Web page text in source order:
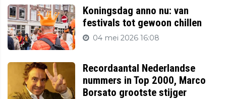
Koningsdag anno nu: van
festivals tot gewoon chillen
04 mei 2026 16:08
Recordaantal Nederlandse
nummers in Top 2000, Marco
Borsato grootste stijger